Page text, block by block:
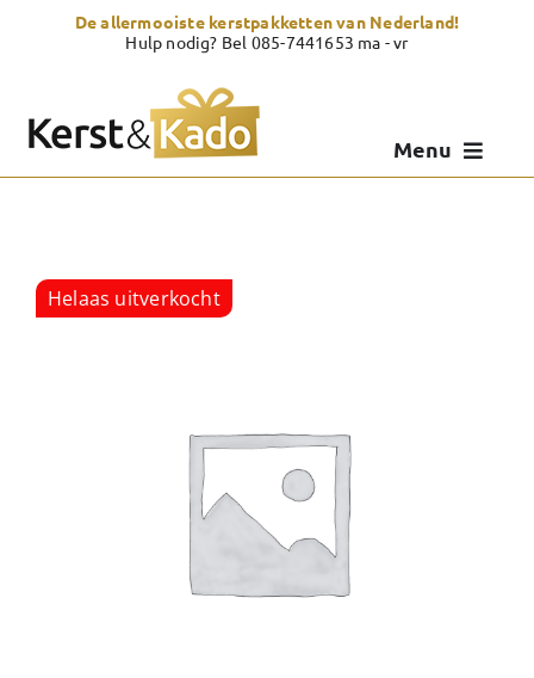
De allermooiste kerstpakketten van Nederland!
Hulp nodig? Bel 085-7441653 ma - vr
Menu
Over Kerst & Kado
Helaas uitverkocht